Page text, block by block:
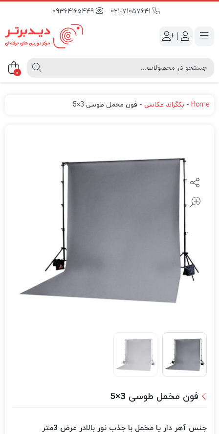
09364165449
|
0
Home
- بکگراند عکاسی - فون مخمل طوسی 3×5
فون مخمل طوسی 3×5
جنس آهر دار یا مخمل با جذب نور بالادر عرض 3متر